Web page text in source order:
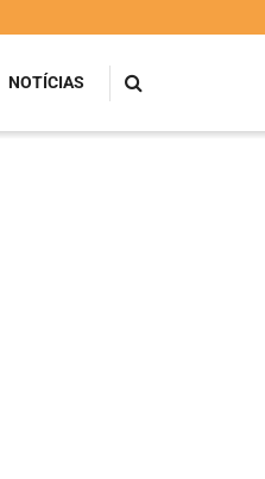
NOTÍCIAS